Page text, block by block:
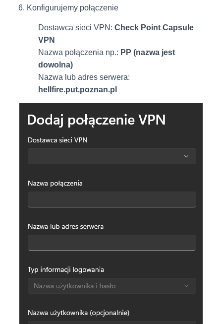
6. Konfigurujemy połączenie
Dostawca sieci VPN:Check Point Capsule
VPN
Nazwa połączenia np.: PP (nazwa jest
dowolna)
Nazwa lub adres serwera:
hellfire.put.poznan.pl